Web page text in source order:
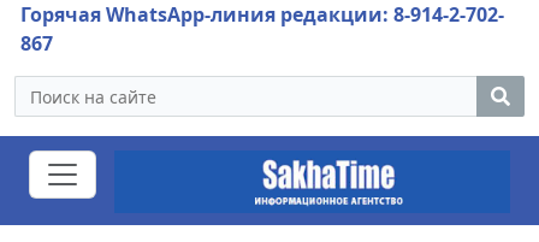
Горячая WhatsApp-линия редакции: 8-914-2-702-
867